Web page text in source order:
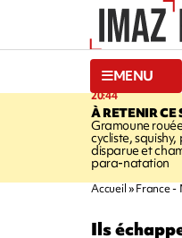
MENU
20:44
À RETENIR CE
Gramoune
cycliste, squishy,
disparue et
para-natation
Accueil France -
Ils